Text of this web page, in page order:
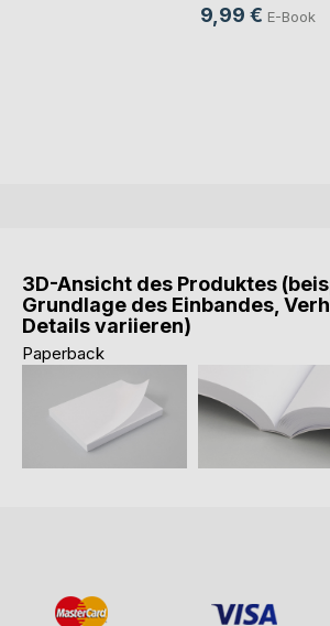
9,99 € E-Book
3D-Ansicht des Produktes
Grundlage des Einbandes,
Details variieren)
Paperback